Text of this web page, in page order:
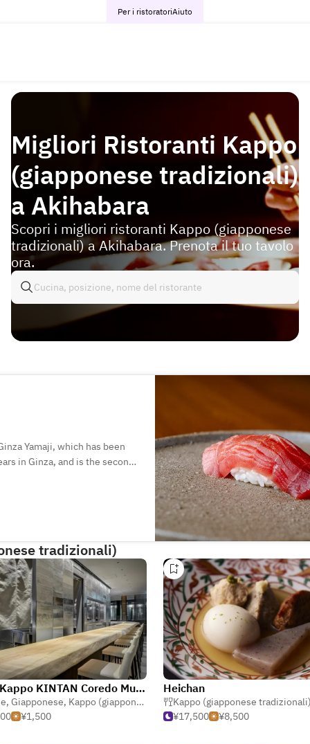
Per i ristoratoriAiuto
Migliori Ristoranti Kappo
(giapponese tradizionali)
a Akihabara
Scopri i migliori ristoranti Kappo (giapponese
tradizionali) a Akihabara. Prenota il tuo tavolo
ora.
Yamaji, which has been
in Ginza, and is the second
tradizionali)
(taverna giapponese)
Meat Kappo KINTAN Coredo Muromachi
, Giapponese, Kappo (giapponese tradizionali)
¥1,500
Heichan
Kappo (giapponese
¥17,500
¥8,500